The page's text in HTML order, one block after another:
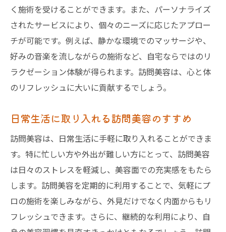
く施術を受けることができます。また、パーソナライズ
されたサービスにより、個々のニーズに応じたアプロー
チが可能です。例えば、静かな環境でのマッサージや、
好みの音楽を流しながらの施術など、自宅ならではのリ
ラクゼーション体験が得られます。訪問美容は、心と体
のリフレッシュに大いに貢献するでしょう。
日常生活に取り入れる訪問美容のすすめ
訪問美容は、日常生活に手軽に取り入れることができま
す。特に忙しい方や外出が難しい方にとって、訪問美容
は日々のストレスを軽減し、美容面での充実感をもたら
します。訪問美容を定期的に利用することで、気軽にプ
ロの施術を楽しみながら、外見だけでなく内面からもリ
フレッシュできます。さらに、継続的な利用により、自